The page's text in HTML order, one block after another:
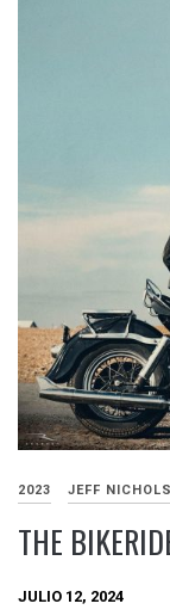
2023 JEFF NICHOLS
THE
JULIO 12, 2024